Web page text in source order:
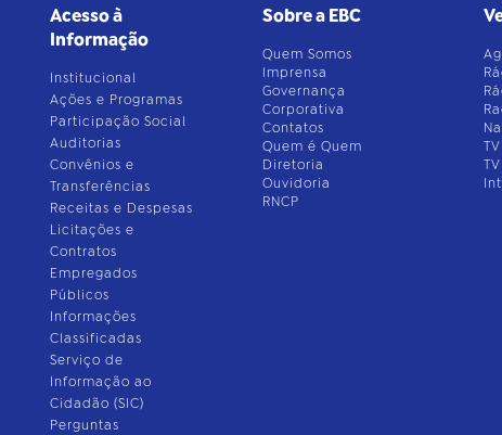
Acesso à
Informação
Institucional
Ações e Programas
Participação Social
Auditorias
Convênios e
Transferências
Receitas e Despesas
Licitações e
Contratos
Empregados
Públicos
Informações
Classificadas
Serviço de
Informação ao
Cidadão (SIC)
Perguntas
Sobre a EBC
Quem Somos
Imprensa
Governança
Corporativa
Contatos
Quem é Quem
Diretoria
Ouvidoria
RNCP